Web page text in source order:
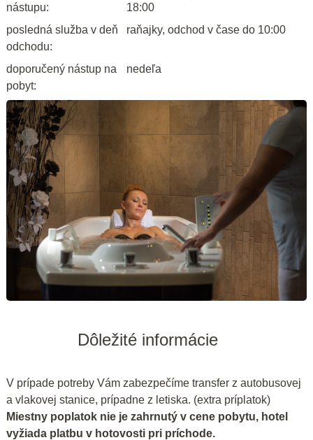
nástupu:
18:00
posledná služba v deň
odchodu:
raňajky, odchod v čase do 10:00
doporučený nástup na
pobyt:
nedeľa
Dôležité informácie
V prípade potreby Vám zabezpečíme transfer z autobusovej
a vlakovej stanice, prípadne z letiska. (extra príplatok)
Miestny poplatok nie je zahrnutý v cene pobytu, hotel
vyžiada platbu v hotovosti pri príchode.